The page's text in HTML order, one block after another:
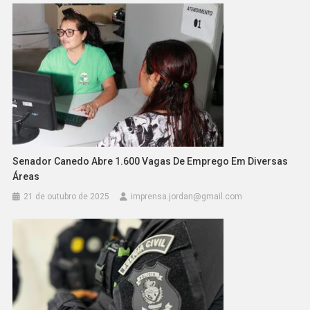
Senador Canedo Abre 1.600 Vagas De Emprego Em Diversas
Áreas
21 de outubro de 2025 imprensa.jordan@gmail.com